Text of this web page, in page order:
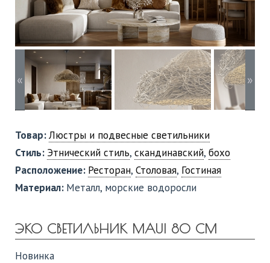
« »
Товар:Люстры и подвесные светильники
Стиль: Этнический стиль, скандинавский, бохо
Расположение: Ресторан, Столовая, Гостиная
Материал: Металл, морские водоросли
ЭКО СВЕТИЛЬНИК MAUI 80 СМ
Новинка